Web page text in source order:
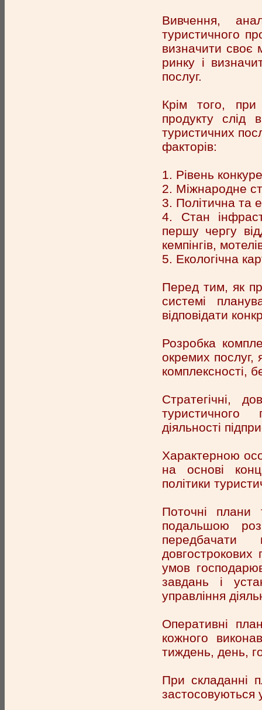
Вивчення,
туристичного
визначити своє
ринку і
послуг.
Крім того, при
продукту слід
туристичних
факторів:
1. Рівень
2. Міжнародне
3. Політична та
4. Стан
першу чергу
кемпінгів,
5. Екологічна
Перед тим, як
системі
відповідати
Розробка
окремих послуг,
комплексності,
Стратегічні,
туристичного
діяльності
Характерною
на основі
політики
Поточні плани
подальшою
передбачати
довгострокових
умов
завдань і
управління
Оперативні
кожного
тиждень, день,
При складанні
застосовуються